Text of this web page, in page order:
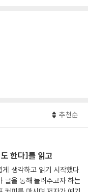
추천순
한다]를 읽고
생각하고 읽기 시작했다.
글을 통해 들려주고자 하는